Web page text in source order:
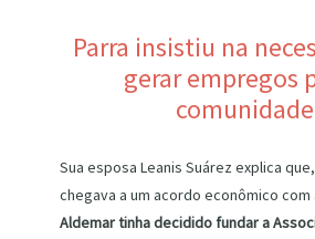
Parra insistiu na
gerar empregos
Sua esposa Leanis Suárez explica
chegava a um acordo econômico com
Aldemar tinha decidido fundar a